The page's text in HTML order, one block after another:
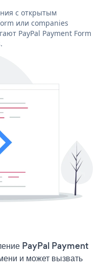
с открытым
или companies
PayPal Payment Form
PayPal Payment
и может вызвать